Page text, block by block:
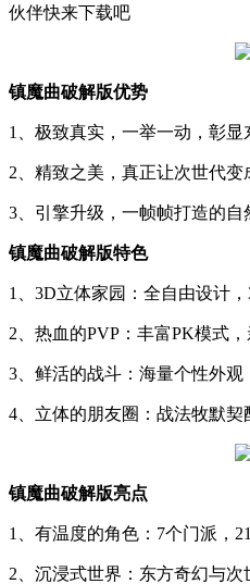
伙伴快来下载吧
镇魔曲破解版优势
1、极致真实，一举一动，彰显
2、精致之美，真正让次世代变
3、引擎升级，一帧帧打造的自
镇魔曲破解版特色
1、3D立体家园：全自由设计
2、热血的PVP：丰富PK模式
3、鲜活的战斗：海量个性外观
4、立体的朋友圈：战法牧默
镇魔曲破解版亮点
1、有温度的角色：7个门派，
2、沉浸式世界：东方奇幻与次